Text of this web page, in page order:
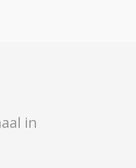
in